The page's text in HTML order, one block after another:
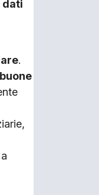
dati
.
buone